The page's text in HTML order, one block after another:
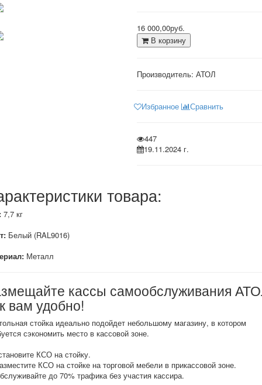
16 000,00руб.
В корзину
Производитель: АТОЛ
Избранное Сравнить
447
19.11.2024 г.
товара:
7,7 кг
Белый (RAL9016)
Металл
кассы самообслуживания
вам удобно!
стойка идеально подойдет небольшому магазину, в котором
сэкономить место в кассовой зоне.
КСО на стойку.
КСО на стойке на торговой мебели в прикассовой зоне.
до 70% трафика без участия кассира.